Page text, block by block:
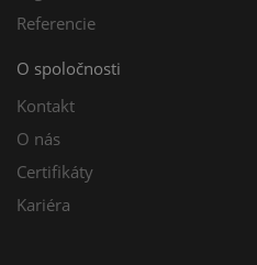
Referencie
O spoločnosti
Kontakt
O nás
Certifikáty
Kariéra